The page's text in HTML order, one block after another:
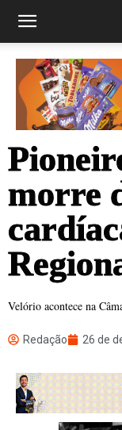
morre
Velório acontece na
Redação 26 de